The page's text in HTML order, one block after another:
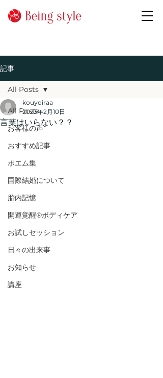
記事
All Posts
お客様の声
おすすめ記事
ポエム集
国際結婚について
胎内記憶
開運覚醒®ボディケア
お試しセッション
日々の出来事
お知らせ
講座
All Posts
言葉はいらない？？
kouyoiraa
2023年2月10日